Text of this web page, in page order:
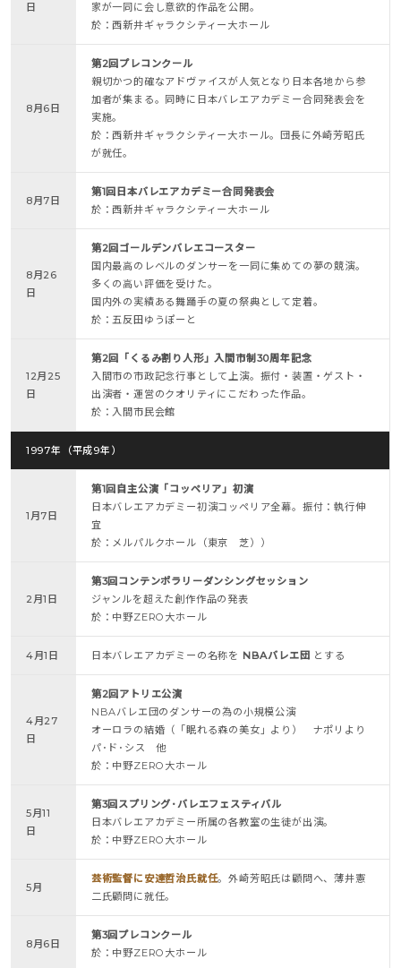
日
家が一同に会し意欲的作品を公開。
於：西新井ギャラクシティー大ホール
8月6日
第2回プレコンクール
親切かつ的確なアドヴァイスが人気となり日本各地から参
加者が集まる。同時に日本バレエアカデミー合同発表会を
実施。
於：西新井ギャラクシティー大ホール。団長に外崎芳昭氏
が就任。
8月7日
第1回日本バレエアカデミー合同発表会
於：西新井ギャラクシティー大ホール
8月26
日
第2回ゴールデンバレエコースター
国内最高のレベルのダンサーを一同に集めての夢の競演。
多くの高い評価を受けた。
国内外の実績ある舞踊手の夏の祭典として定着。
於：五反田ゆうぽーと
12月25
日
第2回「くるみ割り人形」入間市制30周年記念
入間市の市政記念行事として上演。振付・装置・ゲスト・
出演者・運営のクオリティにこだわった作品。
於：入間市民会館
1997年（平成9年）
1月7日
第1回自主公演「コッペリア」初演
日本バレエアカデミー初演コッペリア全幕。振付：執行伸
宜
於：メルパルクホール（東京 芝））
2月1日
第3回コンテンポラリーダンシングセッション
ジャンルを超えた創作作品の発表
於：中野ZERO大ホール
4月1日 日本バレエアカデミーの名称を NBAバレエ団 とする
4月27
日
第2回アトリエ公演
NBAバレエ団のダンサーの為の小規模公演
オーロラの結婚（「眠れる森の美女」より） ナポリより
パ･ド･シス 他
於：中野ZERO大ホール
5月11
日
第3回スプリング･バレエフェスティバル
日本バレエアカデミー所属の各教室の生徒が出演。
於：中野ZERO大ホール
5月
芸術監督に安達哲治氏就任。外崎芳昭氏は顧問へ、薄井憲
二氏顧問に就任。
8月6日
第3回プレコンクール
於：中野ZERO大ホール